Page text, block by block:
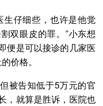
生仔细些，也许是他觉
双眼皮的罪。”小东想
便是可以接诊的几家医
价格。
被告知低于5万元的官
，就算是胜诉，医院也